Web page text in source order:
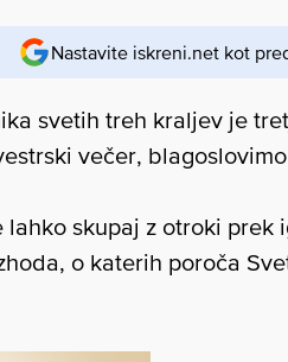
Nastavite iskreni.net kot
svetih treh kraljev je
večer,
lahko skupaj z otroki prek
o katerih poroča